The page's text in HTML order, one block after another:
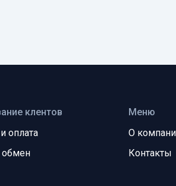
клентов
оплата
обмен
Меню
О
Контакты